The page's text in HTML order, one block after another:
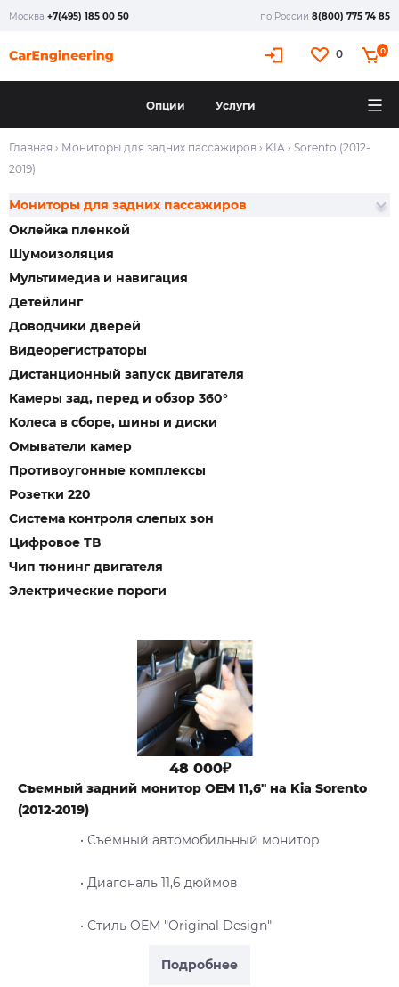
Москва +7(495) 185 00 50 по России 8(800) 775 74 85
0 0
Опции Услуги
Главная › Мониторы для задних пассажиров › KIA › Sorento (2012-
2019)
Оклейка пленкой
Шумоизоляция
Мультимедиа и навигация
Детейлинг
Доводчики дверей
Видеорегистраторы
Дистанционный запуск двигателя
Камеры зад, перед и обзор 360°
Колеса в сборе, шины и диски
Мониторы для задних пассажиров
Омыватели камер
Противоугонные комплексы
Розетки 220
Система контроля слепых зон
Цифровое ТВ
Чип тюнинг двигателя
Электрические пороги
Подробнее
48 000₽
Cъемный задний монитор OEM 11,6" на Kia Sorento
(2012-2019)
• Съемный автомобильный монитор
• Диагональ 11,6 дюймов
• Стиль OEM "Original Design"